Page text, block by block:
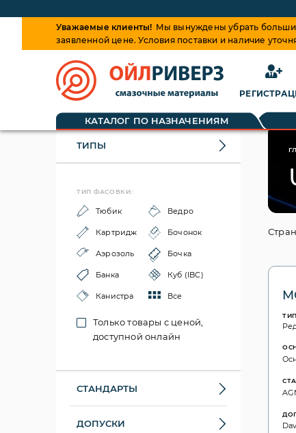
Уважаемые клиенты! Мы вынуждены убрать
заявленной цене. Условия поставки и наличие
КАТАЛОГ ПО НАЗНАЧЕНИЯМ
ТИПЫ
ТИП ФАСОВКИ:
Тюбик Ведро
Картридж Бочонок
Аэрозоль Бочка
Банка Куб (IBC)
Канистра Все
Только товары с ценой,
доступной онлайн
СТАНДАРТЫ
ДОПУСКИ